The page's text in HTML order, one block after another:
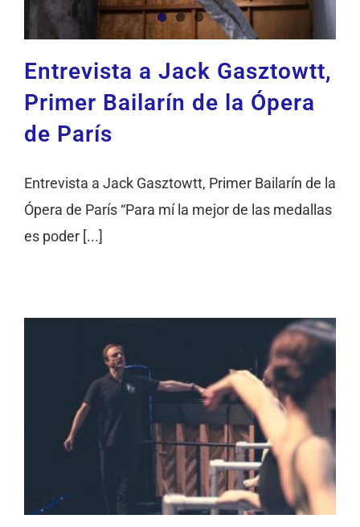
Entrevista a Jack Gasztowtt,
Primer Bailarín de la Ópera
de París
Entrevista a Jack Gasztowtt, Primer Bailarín de la
Ópera de París “Para mí la mejor de las medallas
es poder [...]